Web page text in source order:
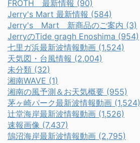
FROTH 最新情報 (90)
Jerry's Mart 最新情報 (584)
Jerry's Mart 新商品のご案内 (3)
JerryのTide gragh Enoshima (954)
七里ガ浜最新波情報動画 (1,524)
天気図・台風情報 (2,004)
未分類 (32)
湘南WAVE (1)
湘南の風予測＆お天気概要 (955)
茅ヶ崎パーク最新波情報動画 (1,524)
辻堂海岸最新波情報動画 (1,526)
速報画像 (7,437)
鵠沼海岸最新波情報動画 (2,795)